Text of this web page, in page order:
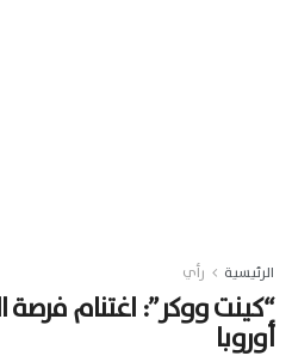
الرئيسية رأي
“كينت ووكر”: اغتنام
أوروبا